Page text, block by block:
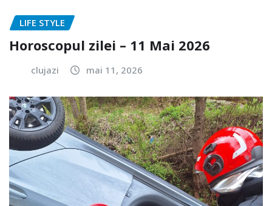
LIFE STYLE
Horoscopul zilei – 11 Mai 2026
clujazi mai 11, 2026